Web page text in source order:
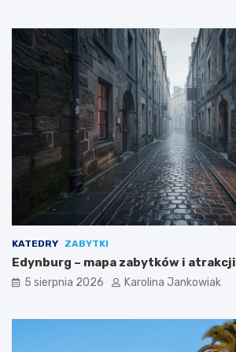
a
ż
d
ą
k
a
j
KATEDRY ZABYTKI
Edynburg – mapa zabytków i atrakcji
5 sierpnia 2026 Karolina Jankowiak